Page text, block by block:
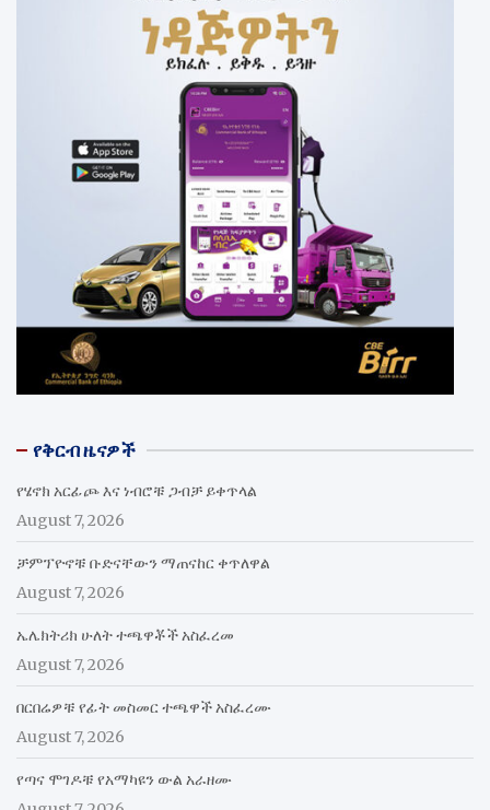
የቅርብ ዜናዎች
የሄኖክ አርፊጮ እና ነብሮቹ ጋብቻ ይቀጥላል
August 7, 2026
ቻምፕዮኖቹ ቡድናቸውን ማጠናከር ቀጥለዋል
August 7, 2026
ኤሌክትሪክ ሁለት ተጫዋቾች አስፈረመ
August 7, 2026
በርበሬዎቹ የፊት መስመር ተጫዋች አስፈረሙ
August 7, 2026
የጣና ሞገዶቹ የአማካዩን ውል አራዘሙ